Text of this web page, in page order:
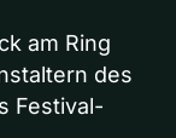
am Ring
des
Festival-